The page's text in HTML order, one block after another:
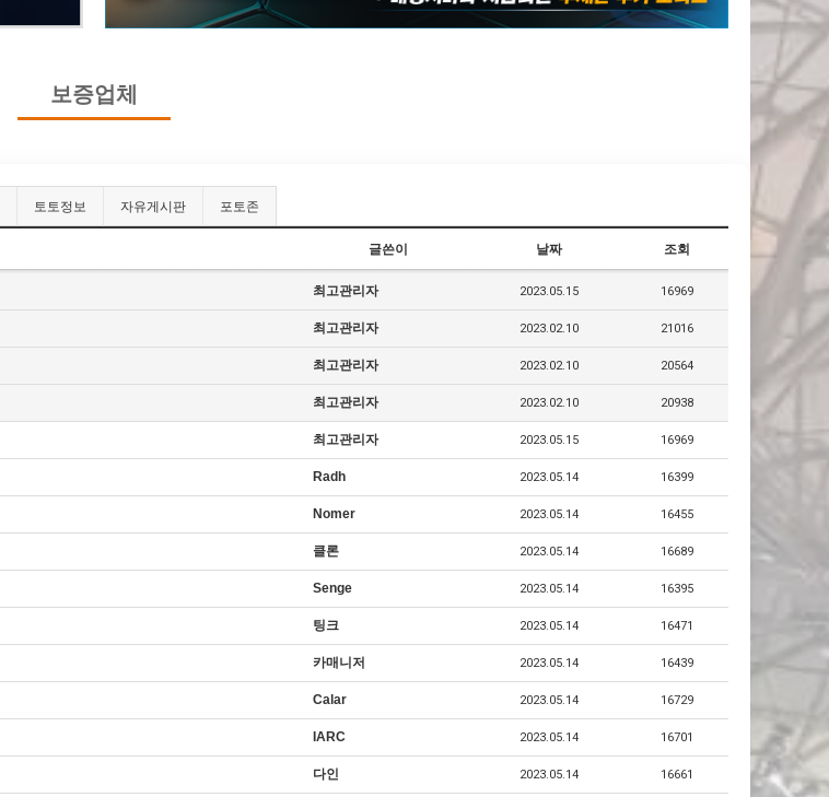
보증업체
토토정보 자유게시판 포토존
글쓴이 날짜 조회
최고관리자 2023.05.15 16969
최고관리자 2023.02.10 21016
최고관리자 2023.02.10 20564
최고관리자 2023.02.10 20938
최고관리자 2023.05.15 16969
Radh 2023.05.14 16399
Nomer 2023.05.14 16455
클론 2023.05.14 16689
Senge 2023.05.14 16395
팅크 2023.05.14 16471
카매니저 2023.05.14 16439
Calar 2023.05.14 16729
IARC 2023.05.14 16701
다인 2023.05.14 16661